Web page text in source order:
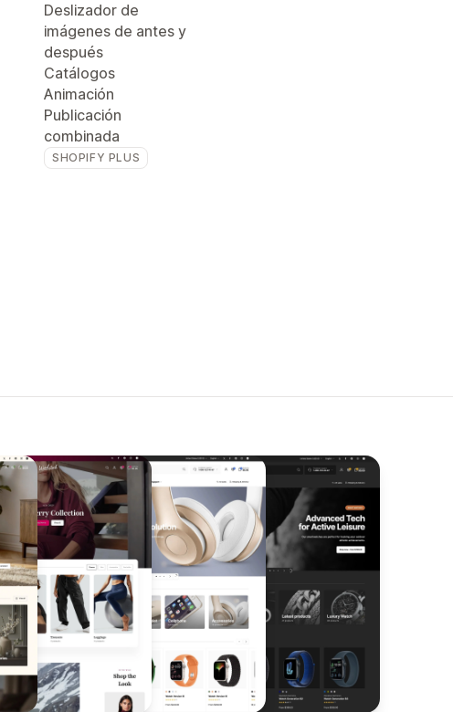
Deslizador de
imágenes de antes y
después
Catálogos
Animación
Publicación
combinada
SHOPIFY PLUS